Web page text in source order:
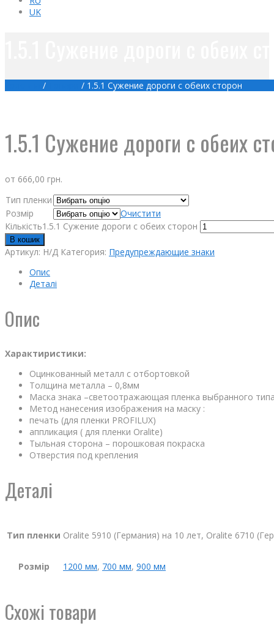
UK
/ / 1.5.1 Сужение дороги с обеих сторон
1.5.1 Сужение дороги с обеих
от 666,00 грн.
Тип пленки
Розмір
Очистити
Кількість1.5.1 Сужение дороги с обеих сторон
В кошик
Артикул: Н/Д Категория: Предупреждающие знаки
Опис
Деталі
Опис
Характиристики:
Оцинкованный металл с отбортовкой
Толщина металла – 0,8мм
Маска знака –светоотражающая пленка выбранного
Метод нанесения изображения на маску :
печать (для пленки PROFILUX)
аппликация ( для пленки Oralite)
Тыльная сторона – порошковая покраска
Отверстия под крепления
Деталі
Тип пленки Oralite 5910 (Германия) на 10 лет, Oralite 6710
Розмір 1200 мм, 700 мм, 900 мм
Схожі товари